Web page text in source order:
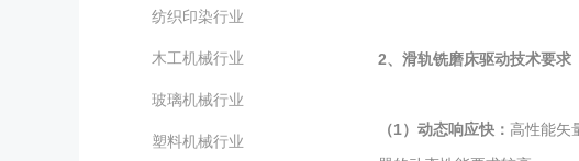
纺织印染行业
木工机械行业
玻璃机械行业
塑料机械行业
2、 滑轨铣磨床驱动技术要求
（1） 动态响应快： 高性能矢